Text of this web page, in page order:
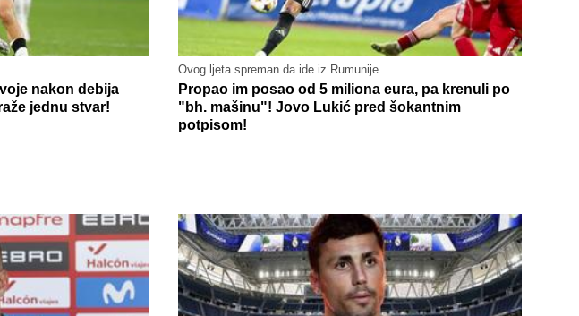
nakon debija
jednu stvar!
Ovog ljeta spreman da ide iz Rumunije
Propao im posao od 5 miliona eura, pa krenuli po
"bh. mašinu"! Jovo Lukić pred šokantnim
potpisom!